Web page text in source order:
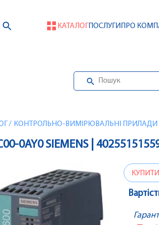
КАТАЛОГПОСЛУГИ ПРО
/ КОНТРОЛЬНО-ВИМІРЮВАЛЬНІ ПРИЛАДИ
0AY0 SIEMENS |
КУПИТИ